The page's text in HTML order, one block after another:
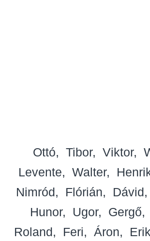
Ottó Tibor Viktor
Levente
Walter
Nimród
Flórián Dávid
Hunor
Ugor Gergő
Roland
Feri Áron Erik